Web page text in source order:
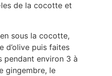
de la cocotte et
sous la cocotte,
d’olive puis faites
pendant environ 3 à
gingembre, le